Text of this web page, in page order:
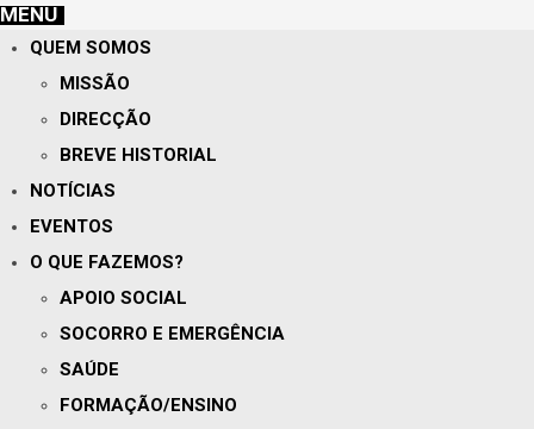
MENU
QUEM SOMOS
MISSÃO
DIRECÇÃO
BREVE HISTORIAL
NOTÍCIAS
EVENTOS
O QUE FAZEMOS?
APOIO SOCIAL
SOCORRO E EMERGÊNCIA
SAÚDE
FORMAÇÃO/ENSINO